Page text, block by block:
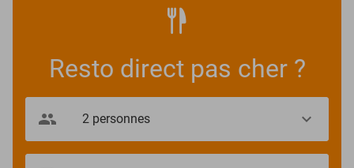
Resto direct pas cher ?